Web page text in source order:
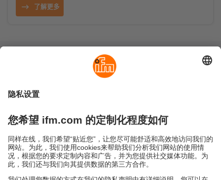
了解更多
地点 (EN)
隐私政策
易福门电子(上海)有限公司
上海市浦东新区
盛夏路61弄1号楼6层
邮编: 201203
总机: 021 3813 4800